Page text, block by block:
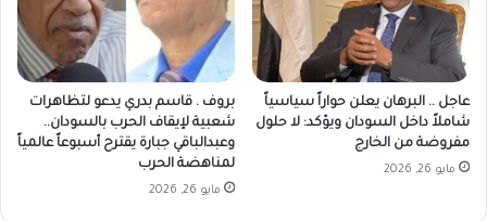
عاجل .. البرهان يعلن حواراً سياسياً
شاملاً داخل السودان ويؤكد: لا حلول
مفروضة من الخارج
مايو 26, 2026
بروف . قاسم بدري يدعو لتظاهرات
شعبية لإيقاف الحرب بالسودان..
وعبدالباقي جبارة يقترح أسبوعاً عالمياً
لمناهضة الحرب
مايو 26, 2026